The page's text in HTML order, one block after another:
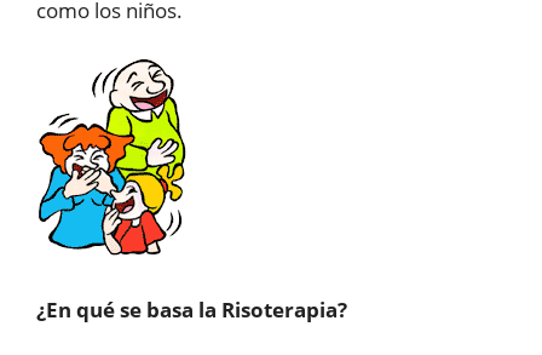
como los niños.
¿En qué se basa la Risoterapia?